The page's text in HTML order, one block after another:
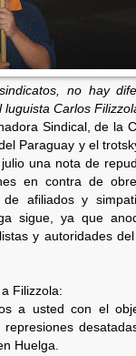
no hay
Carlos
Sindical, de la
Paraguay y el
una nota de
en contra de
afiliados y
sigue, ya que
y autoridades
Filizzola:
a usted con el
Huelga.